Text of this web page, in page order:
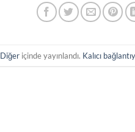
Diğeriçinde yayınlandı. Kalıcı